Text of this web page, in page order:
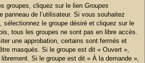
groupes, cliquez sur le lien Groupes
panneau de l’utilisateur. Si vous souhaitez
sélectionnez le groupe désiré et cliquez sur le
tous les groupes ne sont pas en libre accès.
une approbation, certains sont fermés et
masqués. Si le groupe est dit « Ouvert »,
Si le groupe est dit « À la demande »,